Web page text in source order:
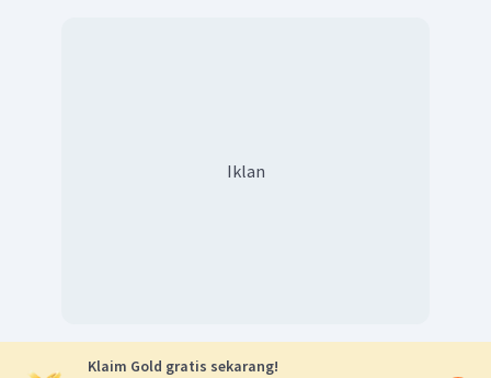
Iklan
Klaim Gold gratis sekarang!